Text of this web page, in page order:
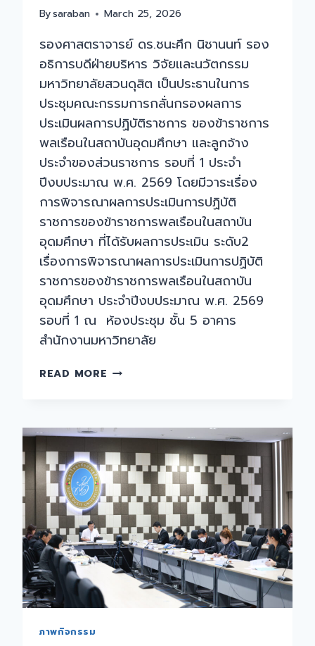
Bysaraban March 25, 2026
รองศาสตราจารย์ ดร.ชนะศึก นิชานนท์ รอง
อธิการบดีฝ่ายบริหาร วิจัยและนวัตกรรม
มหาวิทยาลัยสวนดุสิต เป็นประธานในการ
ประชุมคณะกรรมการกลั่นกรองผลการ
ประเมินผลการปฏิบัติราชการ ของข้าราชการ
พลเรือนในสถาบันอุดมศึกษา และลูกจ้าง
ประจำของส่วนราชการ รอบที่ 1 ประจำ
ปีงบประมาณ พ.ศ. 2569 โดยมีวาระเรื่อง
การพิจารณาผลการประเมินการปฏิบัติ
ราชการของข้าราชการพลเรือนในสถาบัน
อุดมศึกษา ที่ได้รับผลการประเมิน ระดับ2
เรื่องการพิจารณาผลการประเมินการปฏิบัติ
ราชการของข้าราชการพลเรือนในสถาบัน
อุดมศึกษา ประจำปีงบประมาณ พ.ศ. 2569
รอบที่ 1 ณ ห้องประชุม ชั้น 5 อาคาร
สำนักงานมหาวิทยาลัย
READ MORE การ
กลั่น
กรอง
ผล
การ
ประเมิน
ผล
การ
ปฏิบัติ
ราชการ
ของ
พลเรือน
ภาพกิจกรรม